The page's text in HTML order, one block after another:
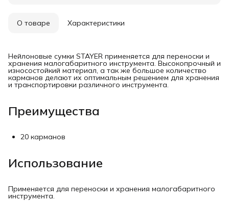
О товаре Характеристики
Нейлоновые сумки STAYER применяется для переноски и
хранения малогабаритного инструмента. Высокопрочный и
износостойкий материал, а так же большое количество
карманов делают их оптимальным решением для хранения
и транспортировки различного инструмента.
Преимущества
20 карманов
Использование
Применяется для переноски и хранения малогабаритного
инструмента.